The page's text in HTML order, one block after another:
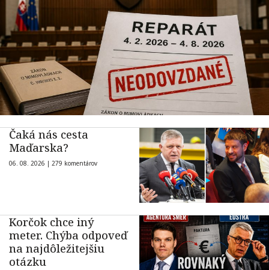
Čaká nás cesta
Maďarska?
06. 08. 2026 | 279 komentárov
Korčok chce iný
meter. Chýba odpoveď
na najdôležitejšiu
otázku